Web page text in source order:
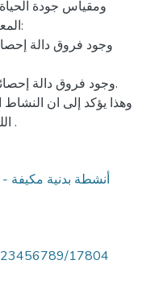
ومقياس جودة
وهذا يؤكد إلى ان
اللياقة البدنية و جودة الحياة لدى كبار السن .
أنشطة بدنية مكيفة -
17804